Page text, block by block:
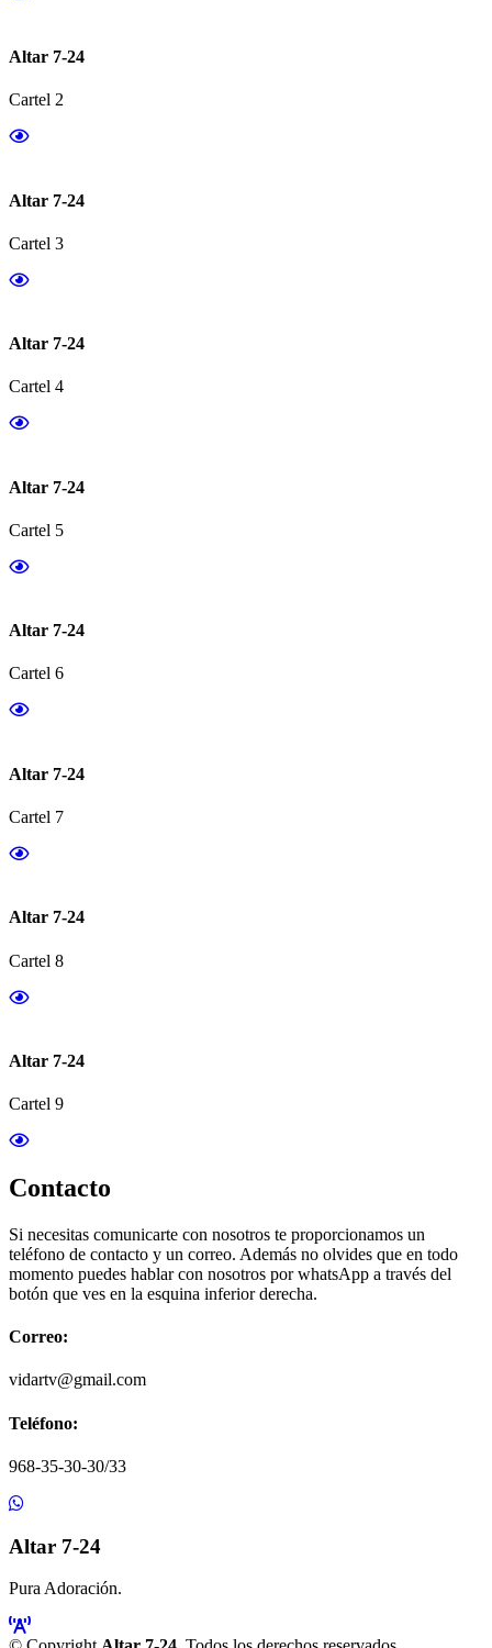
Altar 7-24
Cartel 2
Altar 7-24
Cartel 3
Altar 7-24
Cartel 4
Altar 7-24
Cartel 5
Altar 7-24
Cartel 6
Altar 7-24
Cartel 7
Altar 7-24
Cartel 8
Altar 7-24
Cartel 9
Contacto
Si necesitas comunicarte con nosotros te proporcionamos un
teléfono de contacto y un correo. Además no olvides que en todo
momento puedes hablar con nosotros por whatsApp a través del
botón que ves en la esquina inferior derecha.
Correo:
vidartv@gmail.com
Teléfono:
968-35-30-30/33
Altar 7-24
Pura Adoración.